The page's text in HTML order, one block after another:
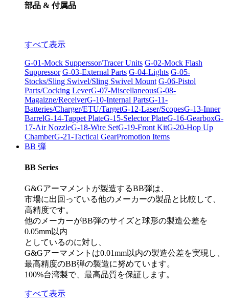
部品 & 付属品
すべて表示
G-01-Mock Supperssor/Tracer Units G-02-Mock Flash
Suppressor G-03-External Parts G-04-Lights G-05-
Stocks/Sling Swivel/Sling Swivel Mount G-06-Pistol
Parts/Cocking LeverG-07-MiscellaneousG-08-
Magaizne/ReceiverG-10-Internal PartsG-11-
Batteries/Charger/ETU/TargetG-12-Laser/ScopesG-13-Inner
BarrelG-14-Tappet PlateG-15-Selector PlateG-16-GearboxG-
17-Air NozzleG-18-Wire SetG-19-Front KitG-20-Hop Up
ChamberG-21-Tactical GearPromotion Items
BB 弾
BB Series
G&Gアーマメントが製造するBB弾は、
市場に出回っている他のメーカーの製品と比較して、
高精度です。
他のメーカーがBB弾のサイズと球形の製造公差を
0.05mm以内
としているのに対し、
G&Gアーマメントは0.01mm以内の製造公差を実現し、
最高精度のBB弾の製造に努めています。
100%台湾製で、最高品質を保証します。
すべて表示